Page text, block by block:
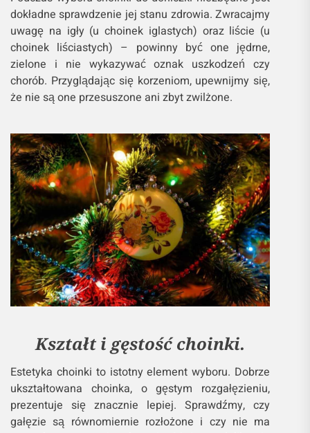
dokładne sprawdzenie jej stanu zdrowia. Zwracajmy
uwagę na igły (u choinek iglastych) oraz liście (u
choinek liściastych) – powinny być one jędrne,
zielone i nie wykazywać oznak uszkodzeń czy
chorób. Przyglądając się korzeniom, upewnijmy się,
że nie są one przesuszone ani zbyt zwilżone.
Kształt i gęstość choinki.
Estetyka choinki to istotny element wyboru. Dobrze
ukształtowana choinka, o gęstym rozgałęzieniu,
prezentuje się znacznie lepiej. Sprawdźmy, czy
gałęzie są równomiernie rozłożone i czy nie ma